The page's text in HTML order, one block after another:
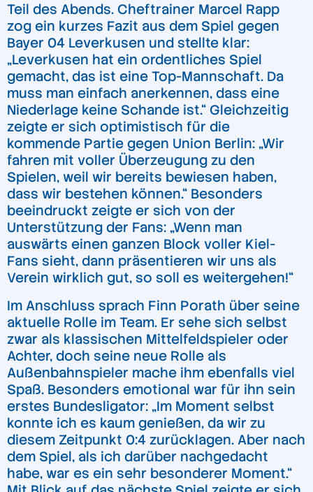
Teil des Abends. Cheftrainer Marcel Rapp
zog ein kurzes Fazit aus dem Spiel gegen
Bayer 04 Leverkusen und stellte klar:
„Leverkusen hat ein ordentliches Spiel
gemacht, das ist eine Top-Mannschaft. Da
muss man einfach anerkennen, dass eine
Niederlage keine Schande ist.“ Gleichzeitig
zeigte er sich optimistisch für die
kommende Partie gegen Union Berlin: „Wir
fahren mit voller Überzeugung zu den
Spielen, weil wir bereits bewiesen haben,
dass wir bestehen können.“ Besonders
beeindruckt zeigte er sich von der
Unterstützung der Fans: „Wenn man
auswärts einen ganzen Block voller Kiel-
Fans sieht, dann präsentieren wir uns als
Verein wirklich gut, so soll es weitergehen!“
Im Anschluss sprach Finn Porath über seine
aktuelle Rolle im Team. Er sehe sich selbst
zwar als klassischen Mittelfeldspieler oder
Achter, doch seine neue Rolle als
Außenbahnspieler mache ihm ebenfalls viel
Spaß. Besonders emotional war für ihn sein
erstes Bundesligator: „Im Moment selbst
konnte ich es kaum genießen, da wir zu
diesem Zeitpunkt 0:4 zurücklagen. Aber nach
dem Spiel, als ich darüber nachgedacht
habe, war es ein sehr besonderer Moment.“